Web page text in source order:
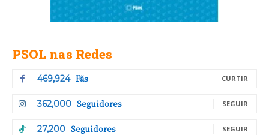
PSOL nas Redes
469,924 Fãs CURTIR
362,000 Seguidores SEGUIR
27,200 Seguidores SEGUIR